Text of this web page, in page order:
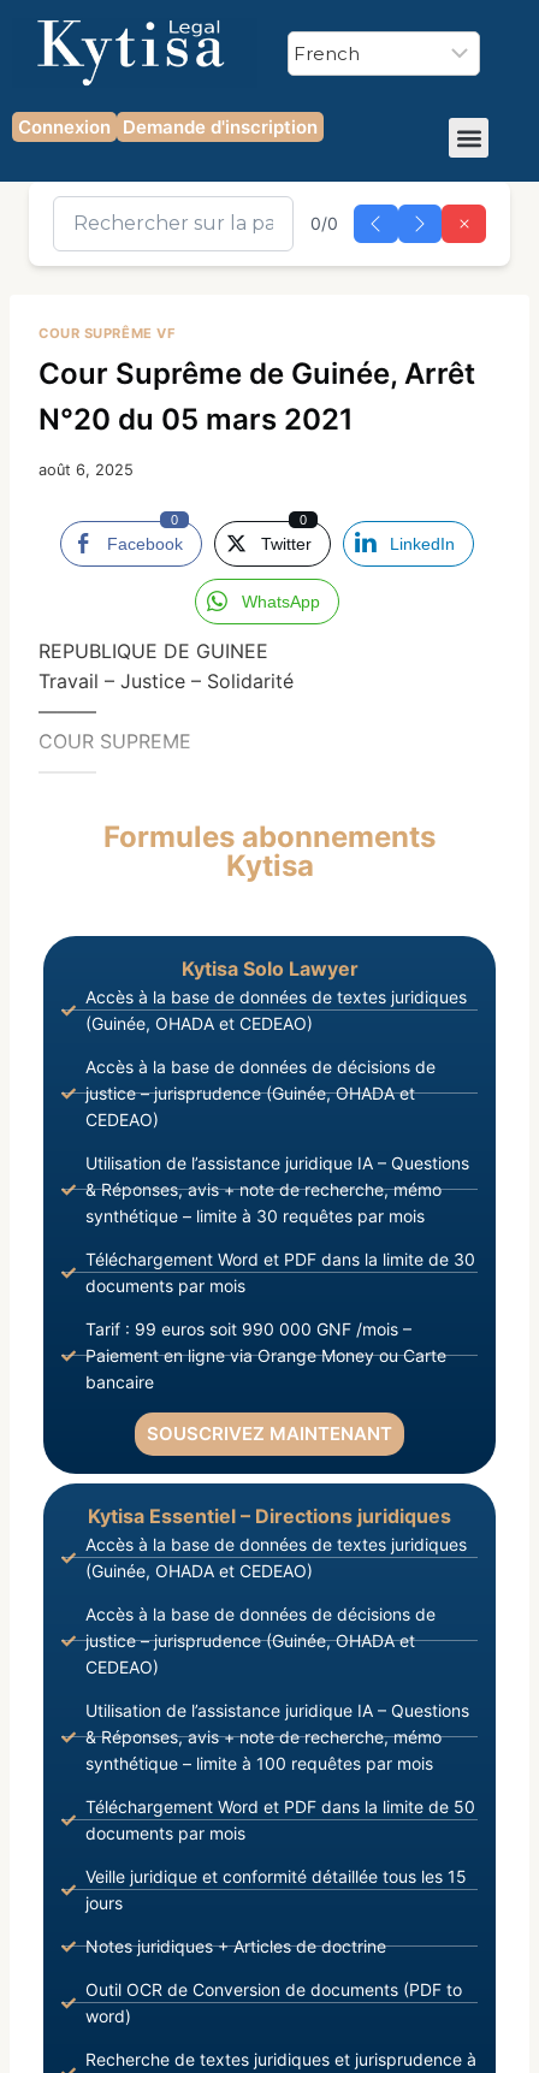
Connexion Demande d'inscription
0/0
COUR SUPRÊME VF
Cour Suprême de Guinée, Arrêt
N°20 du 05 mars 2021
août 6, 2025
Facebook
0
Twitter
0
LinkedIn
WhatsApp
REPUBLIQUE DE GUINEE
Travail – Justice – Solidarité
———
COUR SUPREME
Formules abonnements
Kytisa
Kytisa Solo Lawyer
Accès à la base de données de textes juridiques
(Guinée, OHADA et CEDEAO)
Accès à la base de données de décisions de
justice – jurisprudence (Guinée, OHADA et
CEDEAO)
Utilisation de l’assistance juridique IA – Questions
& Réponses, avis + note de recherche, mémo
synthétique – limite à 30 requêtes par mois
Téléchargement Word et PDF dans la limite de 30
documents par mois
Tarif : 99 euros soit 990 000 GNF /mois –
Paiement en ligne via Orange Money ou Carte
bancaire
SOUSCRIVEZ MAINTENANT
Kytisa Essentiel – Directions juridiques
Accès à la base de données de textes juridiques
(Guinée, OHADA et CEDEAO)
Accès à la base de données de décisions de
justice – jurisprudence (Guinée, OHADA et
CEDEAO)
Utilisation de l’assistance juridique IA – Questions
& Réponses, avis + note de recherche, mémo
synthétique – limite à 100 requêtes par mois
Téléchargement Word et PDF dans la limite de 50
documents par mois
Veille juridique et conformité détaillée tous les 15
jours
Notes juridiques + Articles de doctrine
Outil OCR de Conversion de documents (PDF to
word)
Recherche de textes juridiques et jurisprudence à